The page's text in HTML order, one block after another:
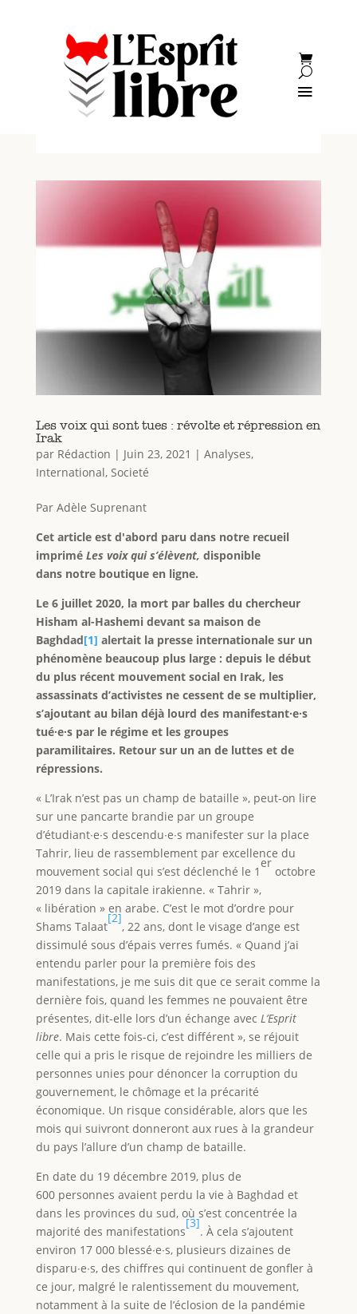
Les voix qui sont tues : révolte et répression en
Irak
par Rédaction | Juin 23, 2021 | Analyses,
International, Societé
Par Adèle Suprenant
Cet article est d'abord paru dans notre recueil
impriméLes voix qui s’élèvent, disponible
dans notre boutique en ligne.
Le 6 juillet 2020, la mort par balles du chercheur
Hisham al-Hashemi devant sa maison de
Baghdad[1] alertait la presse internationale sur un
phénomène beaucoup plus large : depuis le début
du plus récent mouvement social en Irak, les
assassinats d’activistes ne cessent de se multiplier,
s’ajoutant au bilan déjà lourd des manifestant∙e∙s
tué∙e∙s par le régime et les groupes
paramilitaires. Retour sur un an de luttes et de
répressions.
« L’Irak n’est pas un champ de bataille », peut-on lire
sur une pancarte brandie par un groupe
d’étudiant∙e∙s descendu∙e∙s manifester sur la place
Tahrir, lieu de rassemblement par excellence du
mouvement social qui s’est déclenché le 1
er
octobre
2019 dans la capitale irakienne. « Tahrir »,
« libération » en arabe. C’est le mot d’ordre pour
Shams Talaat
[2]
, 22 ans, dont le visage d’ange est
dissimulé sous d’épais verres fumés. « Quand j’ai
entendu parler pour la première fois des
manifestations, je me suis dit que ce serait comme la
dernière fois, quand les femmes ne pouvaient être
présentes, dit-elle lors d’un échange avec L’Esprit
libre. Mais cette fois-ci, c’est différent », se réjouit
celle qui a pris le risque de rejoindre les milliers de
personnes unies pour dénoncer la corruption du
gouvernement, le chômage et la précarité
économique. Un risque considérable, alors que les
mois qui suivront donneront aux rues à la grandeur
du pays l’allure d’un champ de bataille.
En date du 19 décembre 2019, plus de
600 personnes avaient perdu la vie à Baghdad et
dans les provinces du sud, où s’est concentrée la
majorité des manifestations
[3]
. À cela s’ajoutent
environ 17 000 blessé∙e∙s, plusieurs dizaines de
disparu∙e∙s, des chiffres qui continuent de gonfler à
ce jour, malgré le ralentissement du mouvement,
notamment à la suite de l’éclosion de la pandémie